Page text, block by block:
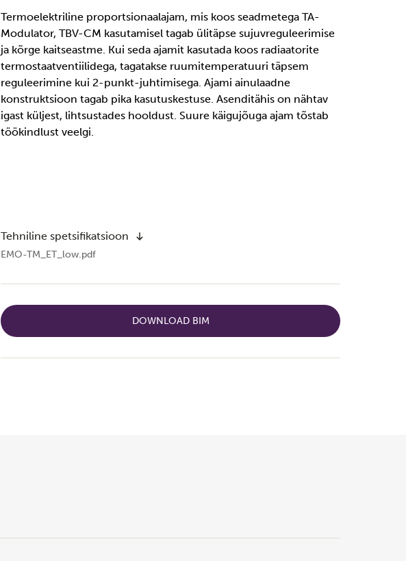
Termoelektriline proportsionaalajam, mis koos seadmetega TA-
Modulator, TBV-CM kasutamisel tagab ülitäpse sujuvreguleerimise
ja kõrge kaitseastme. Kui seda ajamit kasutada koos radiaatorite
termostaatventiilidega, tagatakse ruumitemperatuuri täpsem
reguleerimine kui 2-punkt-juhtimisega. Ajami ainulaadne
konstruktsioon tagab pika kasutuskestuse. Asenditähis on nähtav
igast küljest, lihtsustades hooldust. Suure käigujõuga ajam tõstab
töökindlust veelgi.
Tehniline spetsifikatsioon
EMO-TM_ET_low.pdf
DOWNLOAD BIM